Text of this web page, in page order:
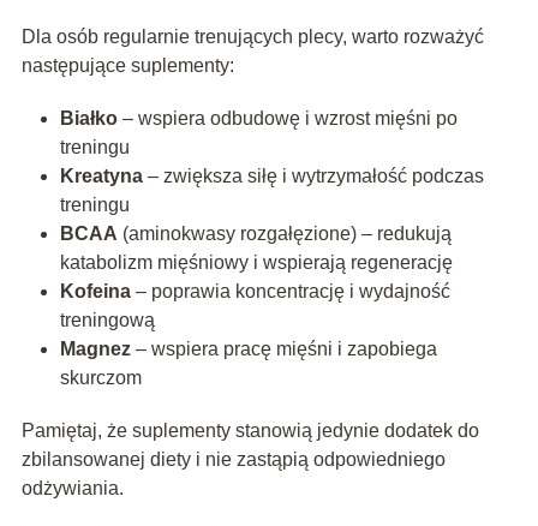
Dla osób regularnie trenujących plecy, warto rozważyć
następujące suplementy:
Białko– wspiera odbudowę i wzrost mięśni po
treningu
Kreatyna– zwiększa siłę i wytrzymałość podczas
treningu
BCAA (aminokwasy rozgałęzione) – redukują
katabolizm mięśniowy i wspierają regenerację
Kofeina– poprawia koncentrację i wydajność
treningową
Magnez– wspiera pracę mięśni i zapobiega
skurczom
Pamiętaj, że suplementy stanowią jedynie dodatek do
zbilansowanej diety i nie zastąpią odpowiedniego
odżywiania.